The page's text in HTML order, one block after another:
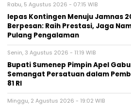
Rabu, 5 Agustus 2026 - 07:15 WIB
lepas Kontingen Menuju Jamnas
Berpesan: Raih Prestasi, Jaga
Pulang Pengalaman
Senin, 3 Agustus 2026 - 11:19 WIB
Bupati Sumenep Pimpin Apel
Semangat Persatuan dalam
81 RI
Minggu, 2 Agustus 2026 - 19:02 WIB